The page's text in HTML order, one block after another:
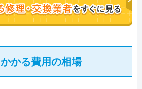
かる費用の相場